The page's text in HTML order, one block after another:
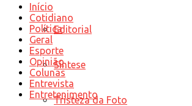
Editorial
Síntese
Tristeza da Foto
Início
Cotidiano
Política
Geral
Esporte
Opinião
Colunas
Entrevista
Entretenimento